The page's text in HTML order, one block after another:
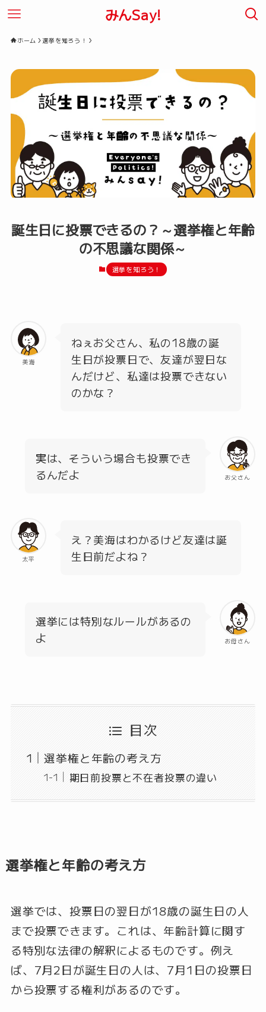
みんSay!
ホーム 選挙を知ろう！
誕生日に投票できるの？～選挙権と年齢
の不思議な関係～
選挙を知ろう！
美海
ねぇお父さん、私の18歳の誕
生日が投票日で、友達が翌日な
んだけど、私達は投票できない
のかな？
お父さん
実は、そういう場合も投票でき
るんだよ
太平
え？美海はわかるけど友達は誕
生日前だよね？
お母さん
選挙には特別なルールがあるの
よ
目次
選挙権と年齢の考え方
期日前投票と不在者投票の違い
選挙権と年齢の考え方
選挙では、投票日の翌日が18歳の誕生日の人
まで投票できます。これは、年齢計算に関す
る特別な法律の解釈によるものです。例え
ば、7月2日が誕生日の人は、7月1日の投票日
から投票する権利があるのです。